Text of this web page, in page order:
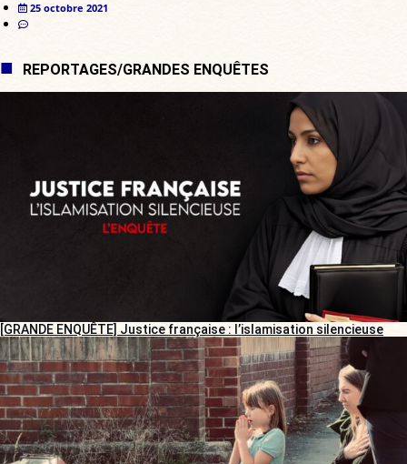
25 octobre 2021
REPORTAGES/GRANDES ENQUÊTES
[GRANDE ENQUÊTE] Justice française : l’islamisation silencieuse